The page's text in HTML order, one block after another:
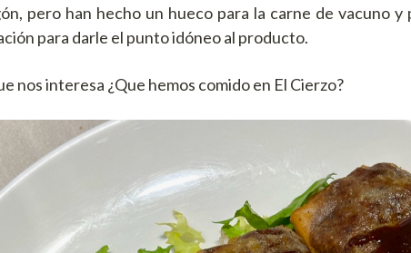
pero han hecho un hueco para la carne de vacuno
para darle el punto idóneo al producto.
nos interesa ¿Que hemos comido en El Cierzo?